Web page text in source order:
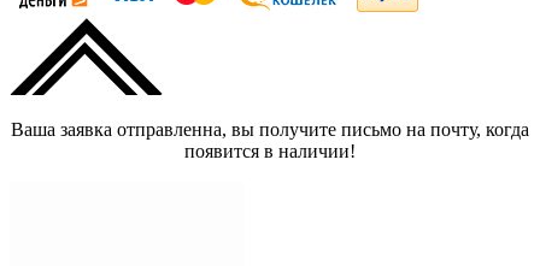
Ваша заявка отправленна, вы получите письмо на почту, когда
появится в наличии!